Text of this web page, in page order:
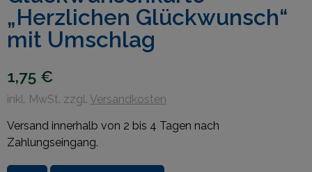
„Herzlichen Glückwunsch“
mit Umschlag
1,75 €
inkl. MwSt. zzgl. Versandkosten
Versand innerhalb von 2 bis 4 Tagen nach
Zahlungseingang.